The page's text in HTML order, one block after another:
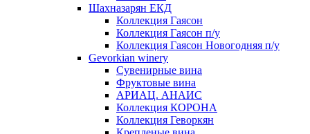
Шахназарян ЕКД
Коллекция Гаясон
Коллекция Гаясон п/у
Коллекция Гаясон Новогодняя п/у
Gevorkian winery
Сувенирные вина
Фруктовые вина
АРИАЦ. АНАИС
Коллекция КОРОНА
Коллекция Геворкян